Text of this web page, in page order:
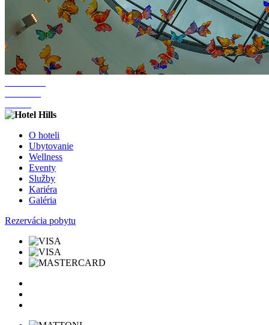
O hoteli
Ubytovanie
Wellness
Eventy
Služby
Kariéra
Galéria
Rezervácia pobytu